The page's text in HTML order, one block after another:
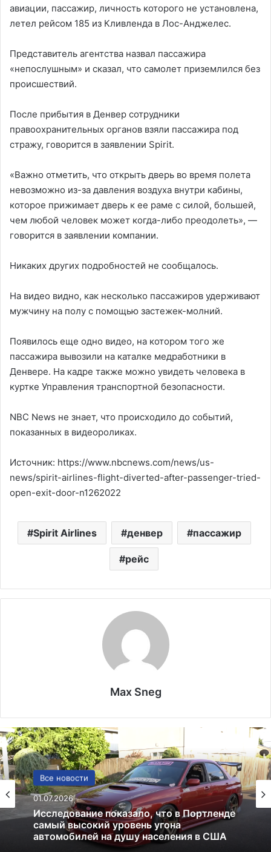
авиации, пассажир, личность которого не установлена,
летел рейсом 185 из Кливленда в Лос-Анджелес.
Представитель агентства назвал пассажира
«непослушным» и сказал, что самолет приземлился без
происшествий.
После прибытия в Денвер сотрудники
правоохранительных органов взяли пассажира под
стражу, говорится в заявлении Spirit.
«Важно отметить, что открыть дверь во время полета
невозможно из-за давления воздуха внутри кабины,
которое прижимает дверь к ее раме с силой, большей,
чем любой человек может когда-либо преодолеть», —
говорится в заявлении компании.
Никаких других подробностей не сообщалось.
На видео видно, как несколько пассажиров удерживают
мужчину на полу с помощью застежек-молний.
Появилось еще одно видео, на котором того же
пассажира вывозили на каталке медработники в
Денвере. На кадре также можно увидеть человека в
куртке Управления транспортной безопасности.
NBC News не знает, что происходило до событий,
показанных в видеороликах.
Источник: https://www.nbcnews.com/news/us-
news/spirit-airlines-flight-diverted-after-passenger-tried-
open-exit-door-n1262022
Spirit Airlines денвер пассажир
рейс
Max Sneg
Все новости
01.07.2026
США
13.06.2025
Америка имеет огромный избыток сыра